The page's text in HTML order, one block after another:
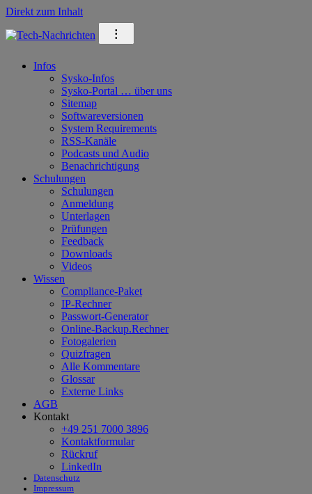
Direkt zum Inhalt
⁝
Infos
Sysko-Infos
Sysko-Portal … über uns
Sitemap
Softwareversionen
System Requirements
RSS-Kanäle
Podcasts und Audio
Benachrichtigung
Schulungen
Schulungen
Anmeldung
Unterlagen
Prüfungen
Feedback
Downloads
Videos
Wissen
Compliance-Paket
IP-Rechner
Passwort-Generator
Online-Backup.Rechner
Fotogalerien
Quizfragen
Alle Kommentare
Glossar
Externe Links
AGB
Kontakt
+49 251 7000 3896
Kontaktformular
Rückruf
LinkedIn
Datenschutz
Impressum